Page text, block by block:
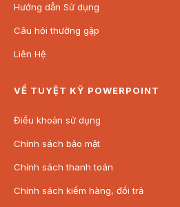
Hướng dẫn Sử dụng
Câu hỏi thường gặp
Liên Hệ
VỀ TUYỆT KỸ POWERPOINT
Điều khoản sử dụng
Chính sách bảo mật
Chính sách thanh toán
Chính sách kiểm hàng, đổi trả